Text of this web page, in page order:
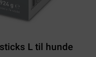
L til hunde